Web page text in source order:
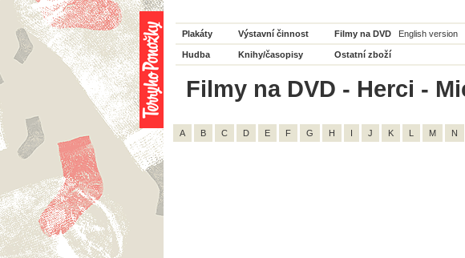
Plakáty Výstavní činnost Filmy na DVD English version
Hudba Knihy/časopisy Ostatní zboží
Filmy na DVD - Herci -
A B C D E F G H I J K L M N